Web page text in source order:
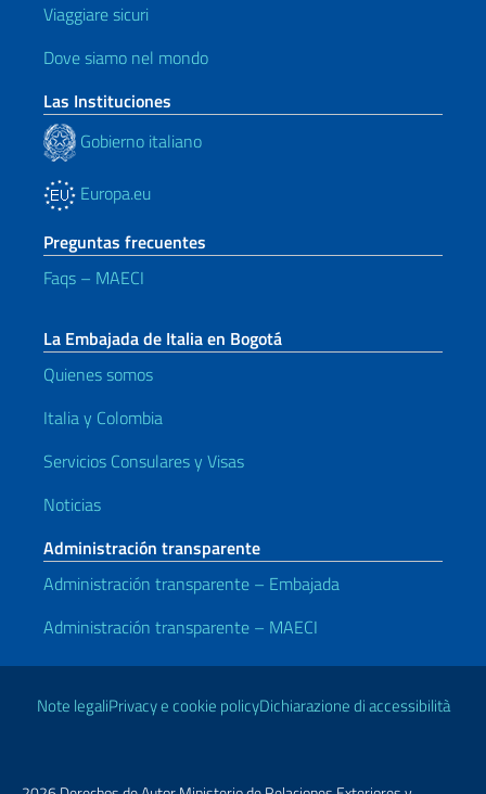
Viaggiare sicuri
Dove siamo nel mondo
Las Instituciones
Gobierno italiano
Europa.eu
Preguntas frecuentes
Faqs – MAECI
La Embajada de Italia en Bogotá
Quienes somos
Italia y Colombia
Servicios Consulares y Visas
Noticias
Administración transparente
Administración transparente – Embajada
Administración transparente – MAECI
Enlaces útiles
Note legaliPrivacy e cookie policyDichiarazione di accessibilità